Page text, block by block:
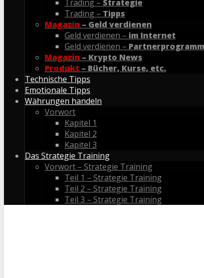
Trading – Strategie
Trading – Tipps
Magazin – Geld verdienen
Geld verdienen – im Internet
Geld verdienen –
Magazin – Krypto News
Produkt – Bücher, Kurse, etc.
Technische Tipps
Emotionale Tipps
Währungen handeln
Vorwort
Kapitel 1
Kapitel 2
Kapitel 3
Das Strategie Training
Vorwort – Strategie Training
Teil 1 – Strategie Training
Teil 2 – Strategie Training
Teil 3 – Strategie Training